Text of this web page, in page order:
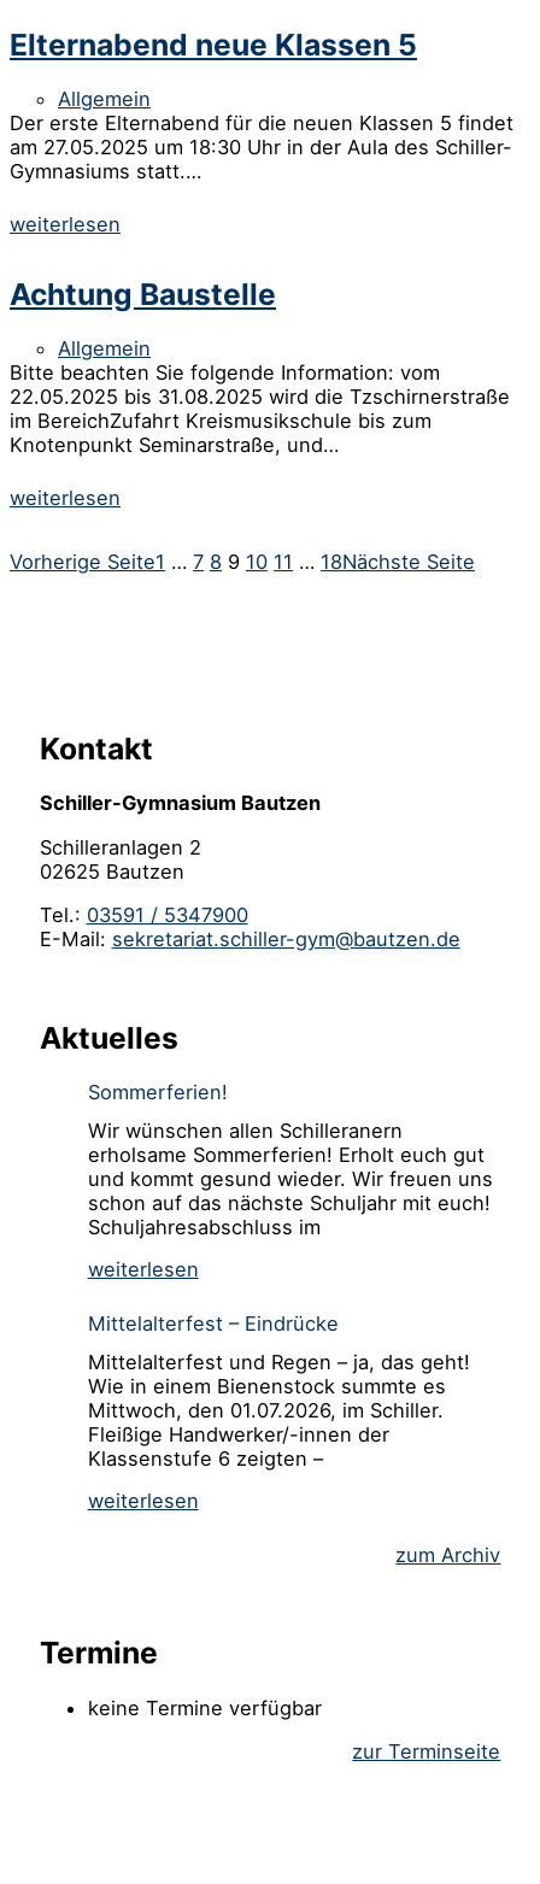
Elternabend neue Klassen 5
Allgemein
Der erste Elternabend für die neuen Klassen 5 findet
am 27.05.2025 um 18:30 Uhr in der Aula des Schiller-
Gymnasiums statt.…
weiterlesen
Achtung Baustelle
Allgemein
Bitte beachten Sie folgende Information: vom
22.05.2025 bis 31.08.2025 wird die Tzschirnerstraße
im BereichZufahrt Kreismusikschule bis zum
Knotenpunkt Seminarstraße, und…
weiterlesen
Vorherige Seite1 … 7 8 9 10 11 … 18Nächste Seite
Kontakt
Schiller-Gymnasium Bautzen
Schilleranlagen 2
02625 Bautzen
Tel.: 03591 / 5347900
E-Mail: sekretariat.schiller-gym@bautzen.de
Aktuelles
Sommerferien!
Wir wünschen allen Schilleranern
erholsame Sommerferien! Erholt euch gut
und kommt gesund wieder. Wir freuen uns
schon auf das nächste Schuljahr mit euch!
Schuljahresabschluss im
weiterlesen
Mittelalterfest – Eindrücke
Mittelalterfest und Regen – ja, das geht!
Wie in einem Bienenstock summte es
Mittwoch, den 01.07.2026, im Schiller.
Fleißige Handwerker/-innen der
Klassenstufe 6 zeigten –
weiterlesen
zum Archiv
Termine
keine Termine verfügbar
zur Terminseite